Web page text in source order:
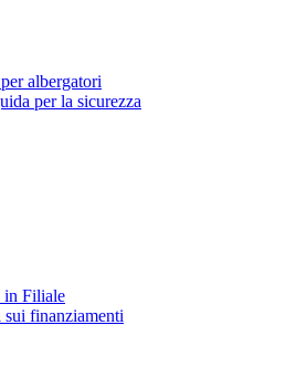
albergatori
per la sicurezza
in Filiale
finanziamenti